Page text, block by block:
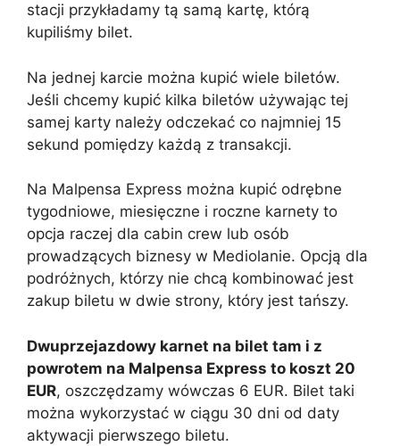
stacji przykładamy tą samą kartę, którą
kupiliśmy bilet.
Na jednej karcie można kupić wiele biletów.
Jeśli chcemy kupić kilka biletów używając tej
samej karty należy odczekać co najmniej 15
sekund pomiędzy każdą z transakcji.
Na Malpensa Express można kupić odrębne
tygodniowe, miesięczne i roczne karnety to
opcja raczej dla cabin crew lub osób
prowadzących biznesy w Mediolanie. Opcją dla
podróżnych, którzy nie chcą kombinować jest
zakup biletu w dwie strony, który jest tańszy.
Dwuprzejazdowy karnet na bilet tam i z
powrotem na Malpensa Express to koszt 20
EUR, oszczędzamy wówczas 6 EUR. Bilet taki
można wykorzystać w ciągu 30 dni od daty
aktywacji pierwszego biletu.